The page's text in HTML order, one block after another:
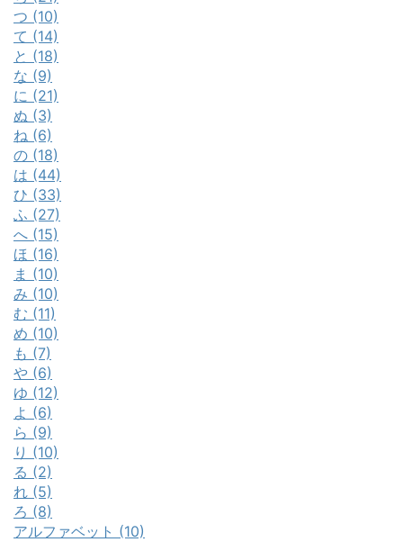
つ (10)
て (14)
と (18)
な (9)
に (21)
ぬ (3)
ね (6)
の (18)
は (44)
ひ (33)
ふ (27)
へ (15)
ほ (16)
ま (10)
み (10)
む (11)
め (10)
も (7)
や (6)
ゆ (12)
よ (6)
ら (9)
り (10)
る (2)
れ (5)
ろ (8)
アルファベット (10)